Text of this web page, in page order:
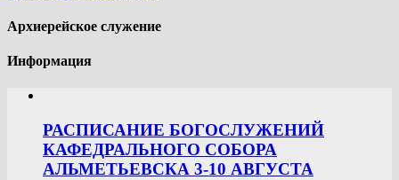
Архиерейское служение
Информация
РАСПИСАНИЕ БОГОСЛУЖЕНИЙ
КАФЕДРАЛЬНОГО СОБОРА
АЛЬМЕТЬЕВСКА 3-10 АВГУСТА